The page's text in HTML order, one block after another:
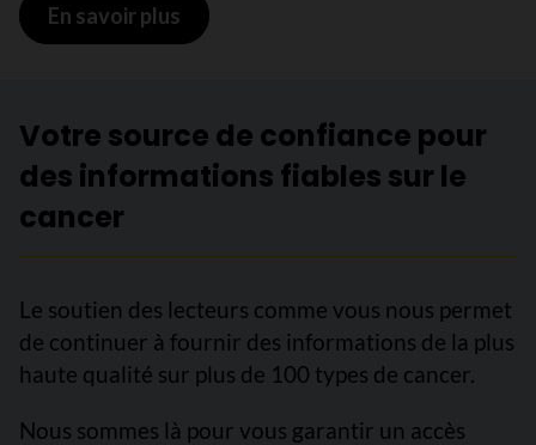
En savoir plus sur Le deuil et le cancer
Votre source de confiance pour
des informations fiables sur le
cancer
Le soutien des lecteurs comme vous nous permet
de continuer à fournir des informations de la plus
haute qualité sur plus de 100 types de cancer.
Nous sommes là pour vous garantir un accès